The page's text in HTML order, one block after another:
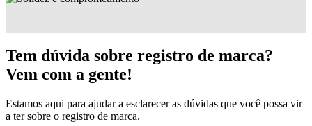
Tem dúvida sobre registro de marca?
Vem com a gente!
Estamos aqui para ajudar a esclarecer as dúvidas que você possa vir
a ter sobre o registro de marca.